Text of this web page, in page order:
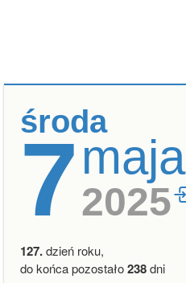
środa
7maja
2025
127.dzień roku,
do końca pozostało238dni